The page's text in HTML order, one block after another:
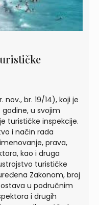
br. 19/14), koji je
godine, u svojim
turističke inspekcije.
i način rada
prava,
kao i druga
turističke
Zakonom, broj
u područnim
i drugih